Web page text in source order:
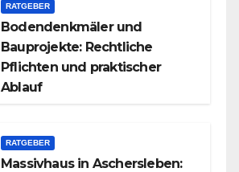
RATGEBER
Bodendenkmäler und
Bauprojekte: Rechtliche
Pflichten und praktischer
Ablauf
RATGEBER
Massivhaus in Aschersleben: